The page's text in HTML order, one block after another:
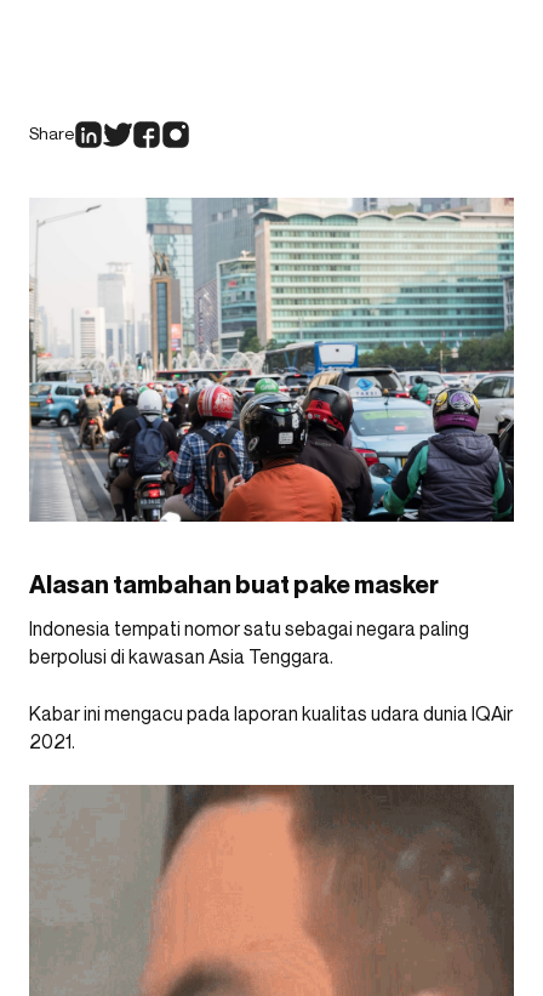
Share
Alasan tambahan buat pake masker
Indonesia tempati nomor satu sebagai negara paling
berpolusi di kawasan Asia Tenggara.
Kabar ini mengacu pada laporan kualitas udara dunia IQAir
2021.